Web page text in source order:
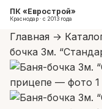
ПК «Еврострой»
Краснодар · с 2013 года
Главная →
бочка 3м.